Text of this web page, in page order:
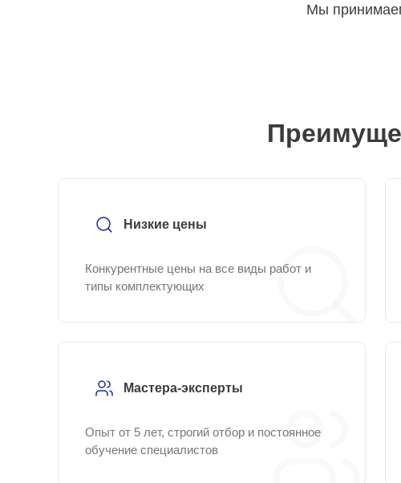
Мы
Низкие цены
Конкурентные цены на все виды работ и
типы комплектующих
Мастера-эксперты
Опыт от 5 лет, строгий отбор и постоянное
обучение специалистов